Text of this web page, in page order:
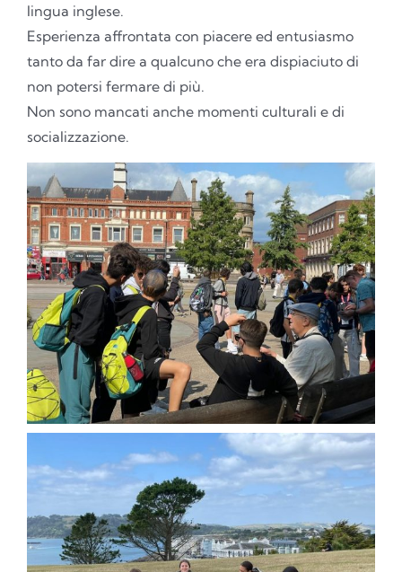
lingua inglese.
Esperienza affrontata con piacere ed entusiasmo
tanto da far dire a qualcuno che era dispiaciuto di
non potersi fermare di più.
Non sono mancati anche momenti culturali e di
socializzazione.